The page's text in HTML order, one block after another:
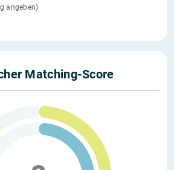
angeben)
Matching-Score